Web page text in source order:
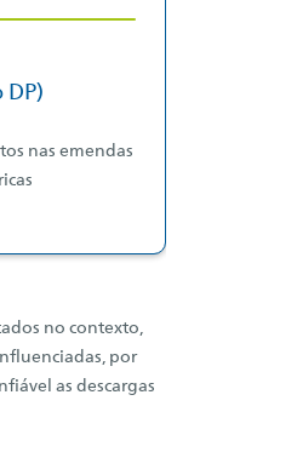
DP)
nas emendas
no contexto,
por
as descargas